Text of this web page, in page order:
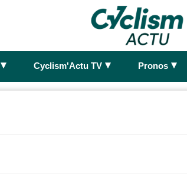
► Cyclism'Actu TV ► Pronos ►